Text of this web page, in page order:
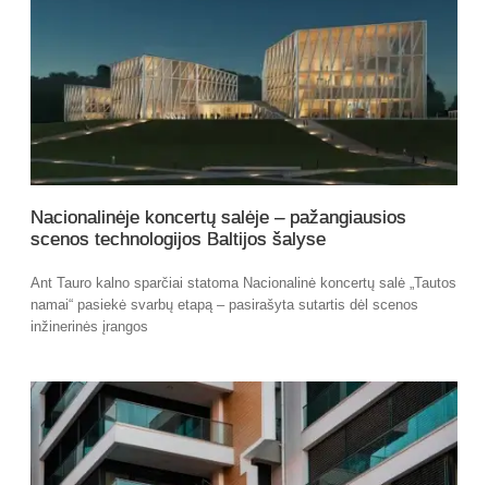
Nacionalinėje koncertų salėje – pažangiausios
scenos technologijos Baltijos šalyse
Ant Tauro kalno sparčiai statoma Nacionalinė koncertų salė „Tautos
namai“ pasiekė svarbų etapą – pasirašyta sutartis dėl scenos
inžinerinės įrangos